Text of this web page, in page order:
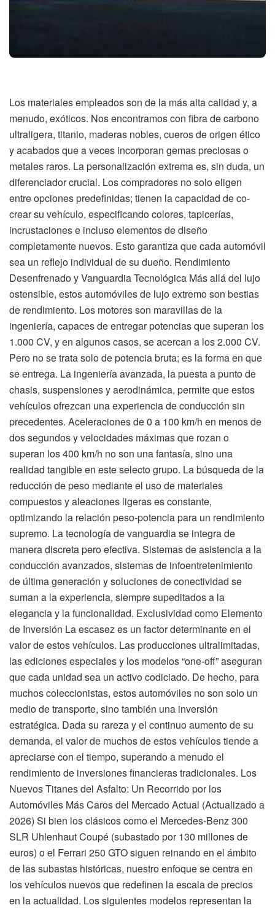
Los materiales empleados son de la más alta calidad y, a
menudo, exóticos. Nos encontramos con fibra de carbono
ultraligera, titanio, maderas nobles, cueros de origen ético
y acabados que a veces incorporan gemas preciosas o
metales raros. La personalización extrema es, sin duda, un
diferenciador crucial. Los compradores no solo eligen
entre opciones predefinidas; tienen la capacidad de co-
crear su vehículo, especificando colores, tapicerías,
incrustaciones e incluso elementos de diseño
completamente nuevos. Esto garantiza que cada automóvil
sea un reflejo individual de su dueño. Rendimiento
Desenfrenado y Vanguardia Tecnológica Más allá del lujo
ostensible, estos automóviles de lujo extremo son bestias
de rendimiento. Los motores son maravillas de la
ingeniería, capaces de entregar potencias que superan los
1.000 CV, y en algunos casos, se acercan a los 2.000 CV.
Pero no se trata solo de potencia bruta; es la forma en que
se entrega. La ingeniería avanzada, la puesta a punto de
chasis, suspensiones y aerodinámica, permite que estos
vehículos ofrezcan una experiencia de conducción sin
precedentes. Aceleraciones de 0 a 100 km/h en menos de
dos segundos y velocidades máximas que rozan o
superan los 400 km/h no son una fantasía, sino una
realidad tangible en este selecto grupo. La búsqueda de la
reducción de peso mediante el uso de materiales
compuestos y aleaciones ligeras es constante,
optimizando la relación peso-potencia para un rendimiento
supremo. La tecnología de vanguardia se integra de
manera discreta pero efectiva. Sistemas de asistencia a la
conducción avanzados, sistemas de infoentretenimiento
de última generación y soluciones de conectividad se
suman a la experiencia, siempre supeditados a la
elegancia y la funcionalidad. Exclusividad como Elemento
de Inversión La escasez es un factor determinante en el
valor de estos vehículos. Las producciones ultralimitadas,
las ediciones especiales y los modelos “one-off” aseguran
que cada unidad sea un activo codiciado. De hecho, para
muchos coleccionistas, estos automóviles no son solo un
medio de transporte, sino también una inversión
estratégica. Dada su rareza y el continuo aumento de su
demanda, el valor de muchos de estos vehículos tiende a
apreciarse con el tiempo, superando a menudo el
rendimiento de inversiones financieras tradicionales. Los
Nuevos Titanes del Asfalto: Un Recorrido por los
Automóviles Más Caros del Mercado Actual (Actualizado a
2026) Si bien los clásicos como el Mercedes-Benz 300
SLR Uhlenhaut Coupé (subastado por 130 millones de
euros) o el Ferrari 250 GTO siguen reinando en el ámbito
de las subastas históricas, nuestro enfoque se centra en
los vehículos nuevos que redefinen la escala de precios
en la actualidad. Los siguientes modelos representan la